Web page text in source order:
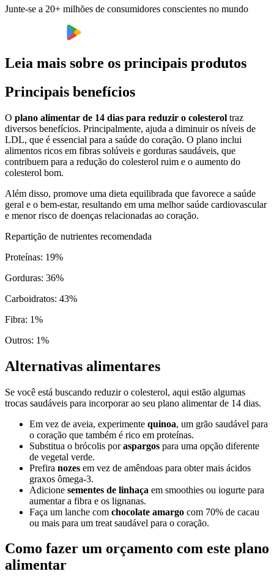
Junte-se a 20+ milhões de consumidores conscientes no mundo
Leia mais sobre os principais produtos
Principais benefícios
O plano alimentar de 14 dias para reduzir o colesterol traz
diversos benefícios. Principalmente, ajuda a diminuir os níveis de
LDL, que é essencial para a saúde do coração. O plano inclui
alimentos ricos em fibras solúveis e gorduras saudáveis, que
contribuem para a redução do colesterol ruim e o aumento do
colesterol bom.
Além disso, promove uma dieta equilibrada que favorece a saúde
geral e o bem-estar, resultando em uma melhor saúde cardiovascular
e menor risco de doenças relacionadas ao coração.
Repartição de nutrientes recomendada
Proteínas: 19%
Gorduras: 36%
Carboidratos: 43%
Fibra: 1%
Outros: 1%
Alternativas alimentares
Se você está buscando reduzir o colesterol, aqui estão algumas
trocas saudáveis para incorporar ao seu plano alimentar de 14 dias.
Em vez de aveia, experimente quinoa, um grão saudável para
o coração que também é rico em proteínas.
Substitua o brócolis poraspargos para uma opção diferente
de vegetal verde.
Prefira nozes em vez de amêndoas para obter mais ácidos
graxos ômega-3.
Adicione sementes de linhaça em smoothies ou iogurte para
aumentar a fibra e os lignanas.
Faça um lanche com chocolate amargo com 70% de cacau
ou mais para um treat saudável para o coração.
Como fazer um orçamento com este plano
alimentar